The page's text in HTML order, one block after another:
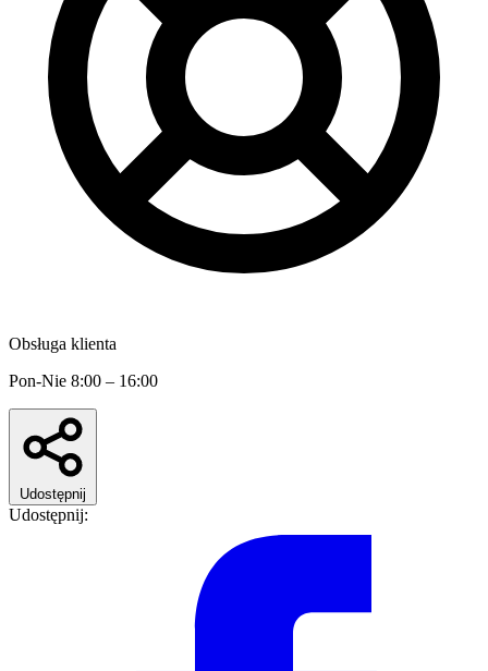
Obsługa klienta
Pon-Nie 8:00 – 16:00
Udostępnij
Udostępnij: